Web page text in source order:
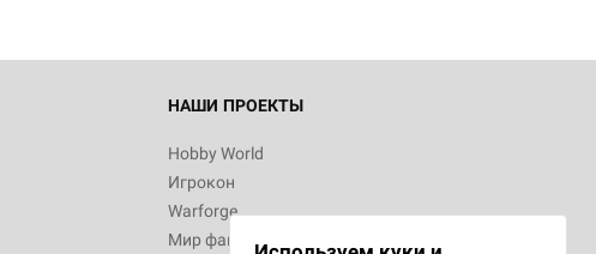
НАШИ ПРОЕКТЫ
Hobby World
Игрокон
Warforge
Мир фантастики